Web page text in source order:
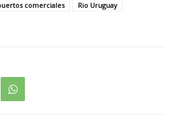
comerciales
Rio Uruguay